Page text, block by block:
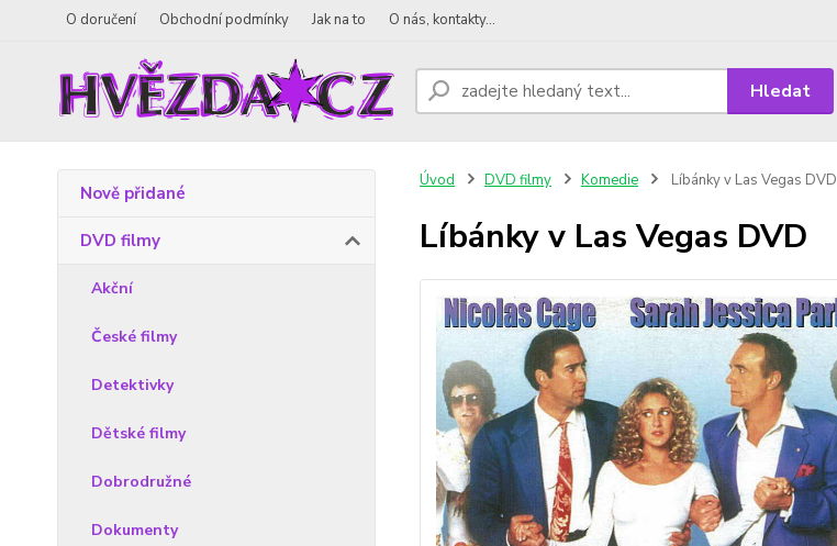
O doručení Obchodní podmínky Jak na to O nás, kontakty...
Hledat
Nově přidané
DVD filmy
Akční
České filmy
Detektivky
Dětské filmy
Dobrodružné
Dokumenty
Úvod DVD filmy Komedie Líbánky v Las Vegas DVD
Líbánky v Las Vegas DVD